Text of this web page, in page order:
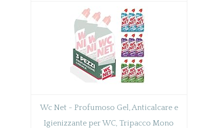
Wc Net - Profumoso Gel, Anticalcare e
Igienizzante per WC, Tripacco Mono